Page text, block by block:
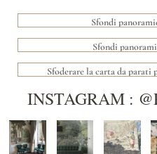
Sfondi
Sfondi
Sfoderare la carta da
INSTAGRAM :